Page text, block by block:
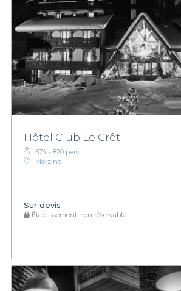
Hôtel Club Le Crêt
574 - 820 pers.
Morzine
Sur devis
Établissement non réservable